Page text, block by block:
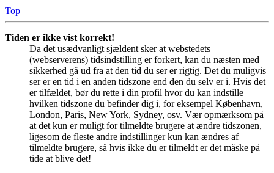
Top
Tiden er ikke vist korrekt!
Da det usædvanligt sjældent sker at webstedets
(webserverens) tidsindstilling er forkert, kan du næsten med
sikkerhed gå ud fra at den tid du ser er rigtig. Det du muligvis
ser er en tid i en anden tidszone end den du selv er i. Hvis det
er tilfældet, bør du rette i din profil hvor du kan indstille
hvilken tidszone du befinder dig i, for eksempel København,
London, Paris, New York, Sydney, osv. Vær opmærksom på
at det kun er muligt for tilmeldte brugere at ændre tidszonen,
ligesom de fleste andre indstillinger kun kan ændres af
tilmeldte brugere, så hvis ikke du er tilmeldt er det måske på
tide at blive det!